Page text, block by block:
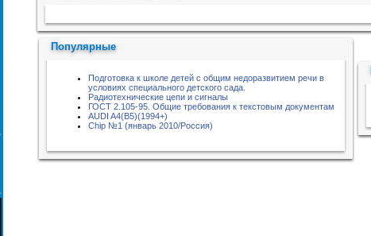
Популярные
Подготовка к школе детей с общим недоразвитием речи в
условиях специального детского сада.
Радиотехнические цепи и сигналы
ГОСТ 2.105-95. Общие требования к текстовым документам
AUDI A4(B5)(1994+)
Chip №1 (январь 2010/Россия)